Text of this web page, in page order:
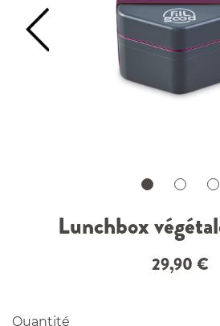
Lunchbox
29,90 €
Quantité